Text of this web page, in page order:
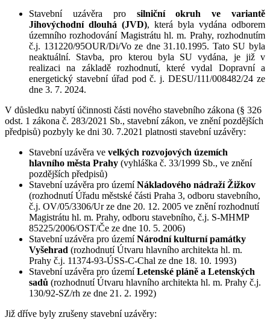
Stavební uzávěra
pro silniční okruh ve variantě
Jihovýchodní dlouhá (JVD), která byla vydána odborem
územního rozhodování Magistrátu hl. m. Prahy, rozhodnutím
č.j. 131220/95OUR/Di/Vo ze dne 31.10.1995. Tato SU byla
neaktuální. Stavba, pro kterou byla SU vydána, je již v
realizaci na základě rozhodnutí, které vydal Dopravní a
energetický stavební úřad pod č. j. DESU/111/008482/24 ze
dne 3. 7. 2024.
V důsledku nabytí účinnosti části nového stavebního zákona (§ 326
odst. 1 zákona č. 283/2021 Sb., stavební zákon, ve znění pozdějších
předpisů) pozbyly ke dni 30. 7.2021 platnosti stavební uzávěry:
Stavební uzávěra ve velkých rozvojových územích
hlavního města Prahy (vyhláška č. 33/1999 Sb., ve znění
pozdějších předpisů)
Stavební uzávěra pro územíNákladového nádraží Žižkov
(rozhodnutí Úřadu městské části Praha 3, odboru stavebního,
č.j. OV/05/3306/Ur ze dne 20. 12. 2005 ve znění rozhodnutí
Magistrátu hl. m. Prahy, odboru stavebního, č.j. S-MHMP
85225/2006/OST/Če ze dne 10. 5. 2006)
Stavební uzávěra pro územíNárodní kulturní památky
Vyšehrad (rozhodnutí Útvaru hlavního architekta hl. m.
Prahy č.j. 11374-93-ÚSS-C-Chal ze dne 18. 10. 1993)
Stavební uzávěra pro územíLetenské pláně a Letenských
sadů (rozhodnutí Útvaru hlavního architekta hl. m. Prahy č.j.
130/92-SZ/rh ze dne 21. 2. 1992)
Již dříve byly zrušeny stavební uzávěry: